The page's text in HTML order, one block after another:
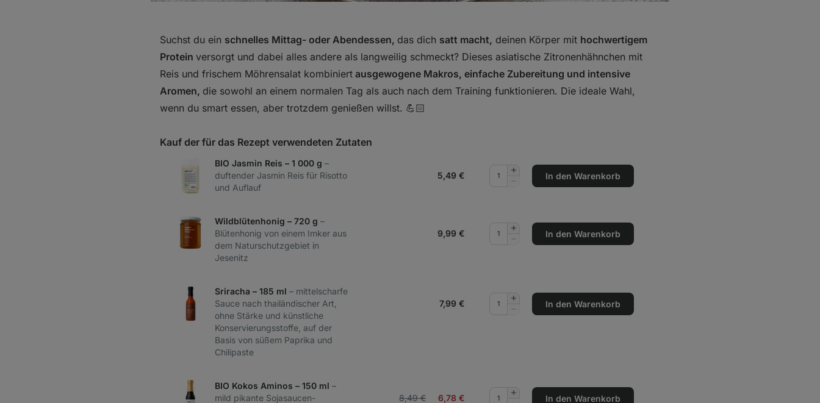
Suchst du ein schnelles Mittag- oder Abendessen, das dich satt macht, deinen Körper mit hochwertigem
Protein versorgt und dabei alles andere als langweilig schmeckt? Dieses asiatische Zitronenhähnchen mit
Reis und frischem Möhrensalat kombiniert ausgewogene Makros, einfache Zubereitung und intensive
Aromen, die sowohl an einem normalen Tag als auch nach dem Training funktionieren. Die ideale Wahl,
wenn du smart essen, aber trotzdem genießen willst. 💪🏻
Kauf der für das Rezept verwendeten Zutaten
BIO Jasmin Reis – 1 000 g –
duftender Jasmin Reis für Risotto
und Auflauf
5,49 €
entfernen
Menge
hinzufügenIn den Warenkorb
Wildblütenhonig – 720 g –
Blütenhonig von einem Imker aus
dem Naturschutzgebiet in
Jesenitz
9,99 €
entfernen
Menge
hinzufügenIn den Warenkorb
Sriracha – 185 ml – mittelscharfe
Sauce nach thailändischer Art,
ohne Stärke und künstliche
Konservierungsstoffe, auf der
Basis von süßem Paprika und
Chilipaste
7,99 €
entfernen
Menge
hinzufügenIn den Warenkorb
BIO Kokos Aminos – 150 ml –
mild pikante Sojasaucen-
8,49 € 6,78 €
Menge
hinzufügenIn den Warenkorb